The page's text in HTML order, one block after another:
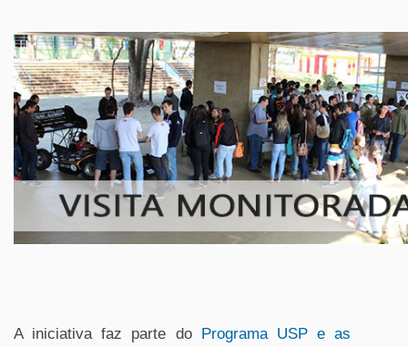
A iniciativa faz parte do Programa USP e as